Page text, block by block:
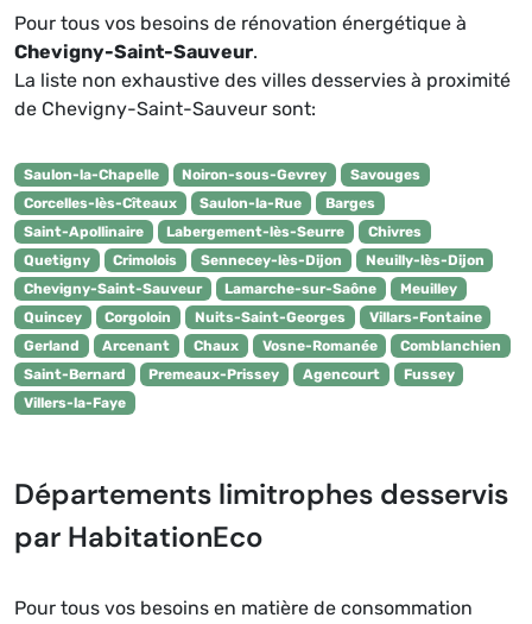
Pour tous vos besoins de rénovation énergétique à
Chevigny-Saint-Sauveur.
La liste non exhaustive des villes desservies à proximité
de Chevigny-Saint-Sauveur sont:
Saulon-la-Chapelle Noiron-sous-Gevrey
Savouges
Corcelles-lès-Cîteaux
Saulon-la-Rue
Barges
Saint-Apollinaire
Labergement-lès-Seurre
Chivres
Quetigny
Crimolois Sennecey-lès-Dijon
Neuilly-lès-Dijon
Chevigny-Saint-Sauveur
Lamarche-sur-Saône
Meuilley
Quincey
Corgoloin Nuits-Saint-Georges
Villars-Fontaine
Gerland
Arcenant Chaux Vosne-Romanée
Comblanchien
Saint-Bernard
Premeaux-Prissey Agencourt
Fussey
Villers-la-Faye
Départements limitrophes desservis
par HabitationEco
Pour tous vos besoins en matière de consommation